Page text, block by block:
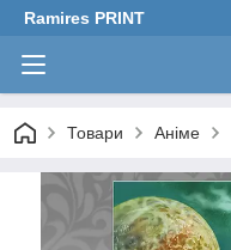
Ramires PRINT
Товари Аніме